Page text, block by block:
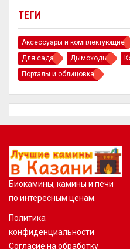
ТЕГИ
Аксессуары и комплектующие
Для сада
Дымоходы
Порталы и облицовка
Биокамины, камины и печи
по интересным ценам.
Политика
конфиденциальности
Согласие на обработку